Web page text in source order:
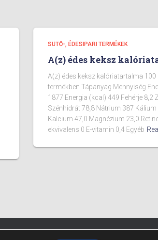
SÜTŐ-, ÉDESIPARI TERMÉKEK
A(z) édes keksz
A(z) édes keksz kalóriatartalma 100
termékben Tápanyag Mennyiség
1877 Energia (kcal) 449 Fehérje 8,2
Szénhidrát 78,8 Nátrium 387 Kálium
Kalcium 47,0 Magnézium 23,0
ekvivalens 0 E-vitamin 0,4 Egyéb